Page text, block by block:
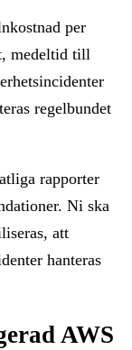
per
medeltid till
regelbundet
rapporter
Ni ska
att
hanteras
AWS